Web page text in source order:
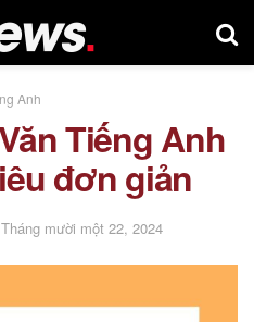
Anh
Tiếng Anh
đơn giản
Tháng mười một 22, 2024